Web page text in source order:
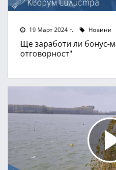
19 Март 2024 г. Новини
Ще заработи ли бонус-
отговорност"